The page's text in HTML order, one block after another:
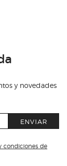
y novedades
ENVIAR
condiciones de